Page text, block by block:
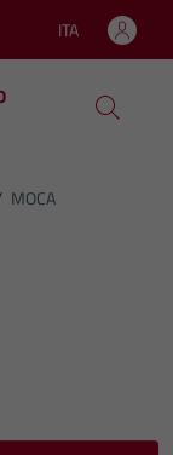
Lingua attiva:
ITA
MOCA